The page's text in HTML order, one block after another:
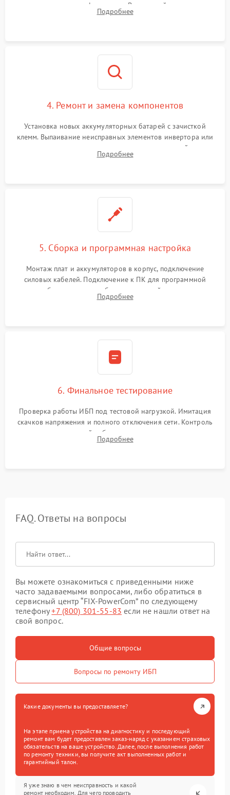
переключения и трансформатора. Визуальный поиск вздутых
конденсаторов и прогаров на печатной плате.
Подробнее
4. Ремонт и замена компонентов
Установка новых аккумуляторных батарей с зачисткой
клемм. Выпаивание неисправных элементов инвертора или
цепи зарядки и монтаж новых радиодеталей.
Восстановление поврежденных токоведущих дорожек и
Подробнее
5. Сборка и программная настройка
Монтаж плат и аккумуляторов в корпус, подключение
силовых кабелей. Подключение к ПК для программной
калибровки констант батареи, настройки порогов
срабатывания AVR и сброса счетчиков старения АКБ.
Подробнее
6. Финальное тестирование
Проверка работы ИБП под тестовой нагрузкой. Имитация
скачков напряжения и полного отключения сети. Контроль
времени автономной работы, температурного режима и
корректности формы выходного сигнала.
Подробнее
FAQ. Ответы на вопросы
Вы можете ознакомиться с приведенными ниже
часто задаваемыми вопросами, либо обратиться в
сервисный центр “FIX-PowerCom” по следующему
телефону+7 (800) 301-55-83 если не нашли ответ на
свой вопрос.
Общие вопросы
Вопросы по ремонту ИБП
Какие документы вы предоставляете?
На этапе приема устройства на диагностику и последующий
ремонт вам будет предоставлен заказ-наряд с указанием страховых
обязательств на ваше устройство. Далее, после выполнения работ
по ремонту техники, вы получите акт выполненных работ и
гарантийный талон.
Я уже знаю в чем неисправность и какой
ремонт необходим. Для чего проводить